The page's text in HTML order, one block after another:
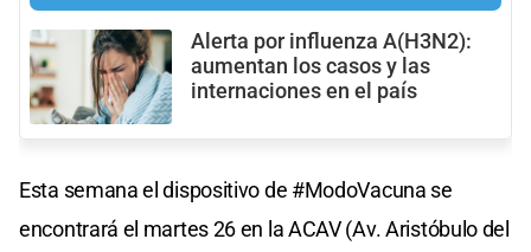
Alerta por influenza A(H3N2):
aumentan los casos y las
internaciones en el país
Esta semana el dispositivo de #ModoVacuna se
encontrará el martes 26 en la ACAV (Av. Aristóbulo del